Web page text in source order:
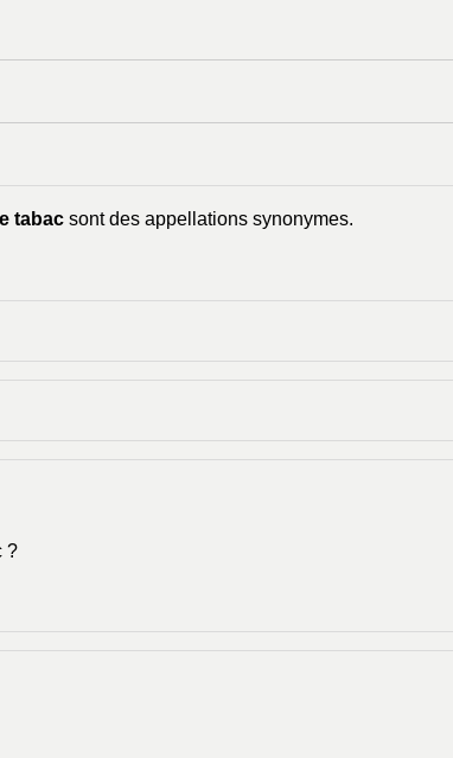
tabac sont des appellations synonymes.
?